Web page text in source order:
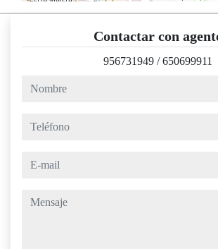
Contactar con
956731949 /650699911
nombre
teléfono
e-mail
mensaje